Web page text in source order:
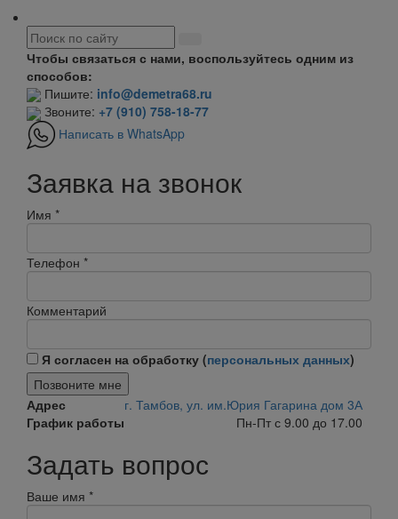
Чтобы связаться с нами, воспользуйтесь одним из
способов:
Пишите: info@demetra68.ru
Звоните: +7 (910) 758-18-77
Написать в WhatsApp
Заявка на звонок
Имя *
Телефон *
Комментарий
Я согласен на обработку (персональных данных)
Позвоните мне
Адрес
г. Тамбов, ул. им.Юрия Гагарина дом 3А
График работы
Пн-Пт с 9.00 до 17.00
Задать вопрос
Ваше имя *